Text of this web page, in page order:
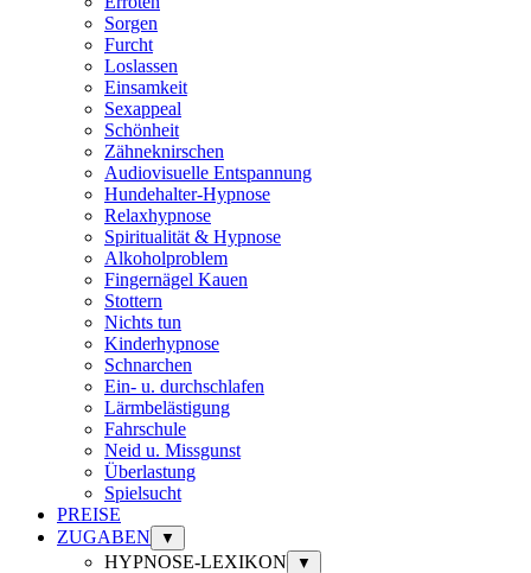
Sorgen
Furcht
Loslassen
Einsamkeit
Sexappeal
Schönheit
Zähneknirschen
Audiovisuelle Entspannung
Hundehalter-Hypnose
Relaxhypnose
Spiritualität & Hypnose
Alkoholproblem
Fingernägel Kauen
Stottern
Nichts tun
Kinderhypnose
Schnarchen
Ein- u. durchschlafen
Lärmbelästigung
Fahrschule
Neid u. Missgunst
Überlastung
Spielsucht
PREISE
ZUGABEN
▼
HYPNOSE-LEXIKON ▼